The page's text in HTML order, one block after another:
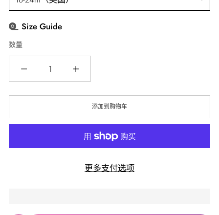
Size Guide
数量
添加到购物车
更多支付选项